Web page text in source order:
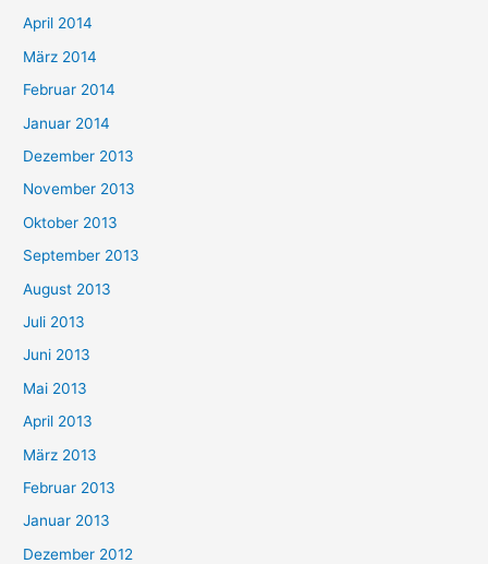
April 2014
März 2014
Februar 2014
Januar 2014
Dezember 2013
November 2013
Oktober 2013
September 2013
August 2013
Juli 2013
Juni 2013
Mai 2013
April 2013
März 2013
Februar 2013
Januar 2013
Dezember 2012